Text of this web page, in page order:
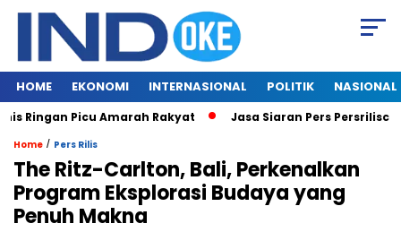
HOME EKONOMI INTERNASIONAL POLITIK NASIONAL
Picu Amarah Rakyat Jasa Siaran Pers Persriliscom
Home / Pers Rilis
The Ritz-Carlton, Bali, Perkenalkan
Program Eksplorasi Budaya yang
Penuh Makna